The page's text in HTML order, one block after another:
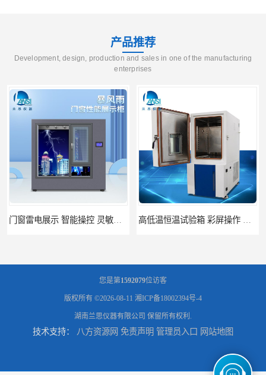
产品推荐
Development, design, production and sales in one of the manufacturing
enterprises
门窗风雨测试机 操作简单 使用寿命长 恒温恒湿试验箱制造商 操作简单 美观实用 清洁更方便
您是第1592079位访客
版权所有 ©2026-08-11 湘ICP备18002394号-4
湖南兰思仪器有限公司 保留所有权利.
技术支持： 八方资源网 免责声明 管理员入口 网站地图